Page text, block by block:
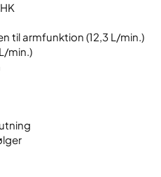
til armfunktion (12,3 L/min.)
min.)